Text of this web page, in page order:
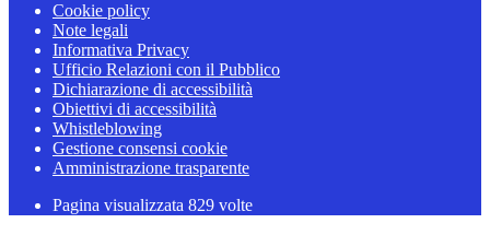
Cookie policy
Note legali
Informativa Privacy
Ufficio Relazioni con il Pubblico
Dichiarazione di accessibilità
Obiettivi di accessibilità
Whistleblowing
Gestione consensi cookie
Amministrazione trasparente
Pagina visualizzata 829 volte